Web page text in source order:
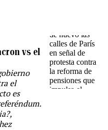
vs el
el
es